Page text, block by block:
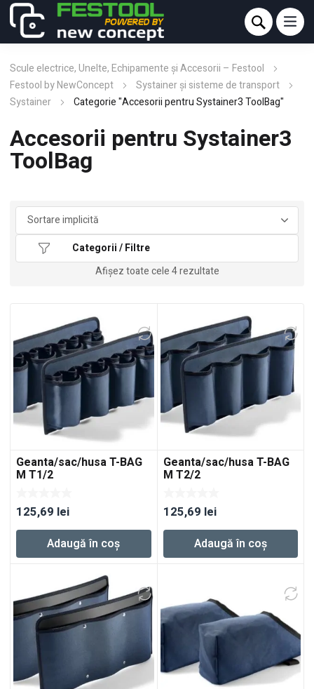
Scule electrice, Unelte, Echipamente și Accesorii – Festool
Festool by NewConcept
Systainer şi sisteme de transport
Systainer
Categorie "Accesorii pentru Systainer3 ToolBag"
Accesorii pentru Systainer3
ToolBag
Afișez toate cele 4 rezultate
Categorii / Filtre
Geanta/sac/husa T-BAG
M T1/2
125,69 lei
Adaugă în coș
Geanta/sac/husa T-BAG
M T2/2
125,69 lei
Adaugă în coș